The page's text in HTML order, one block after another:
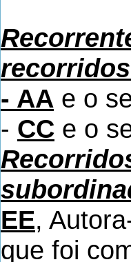
- AA e o
- CC e o
EE,
que foi